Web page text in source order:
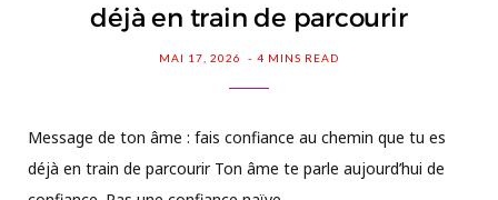
déjà en train de parcourir
MAI 17, 2026 4 MINS READ
Message de ton âme : fais confiance au chemin que tu es
déjà en train de parcourir Ton âme te parle aujourd’hui de